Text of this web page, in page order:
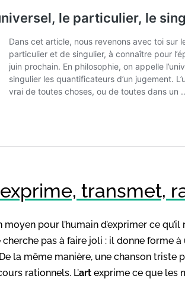
exprime, transmet,
moyen pour l’humain d’exprimer ce qu’il
cherche pas à faire joli : il donne forme
la même manière, une chanson triste
rationnels. L’art exprime ce que les